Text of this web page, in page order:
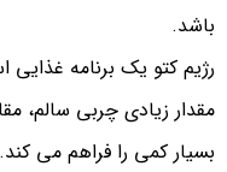
باشد.
رژیم کتو یک برنامه غذایی
مقدار زیادی چربی سالم،
بسیار کمی را فراهم می